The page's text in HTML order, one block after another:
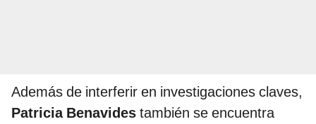
Además de interferir en investigaciones claves,
Patricia Benavides también se encuentra